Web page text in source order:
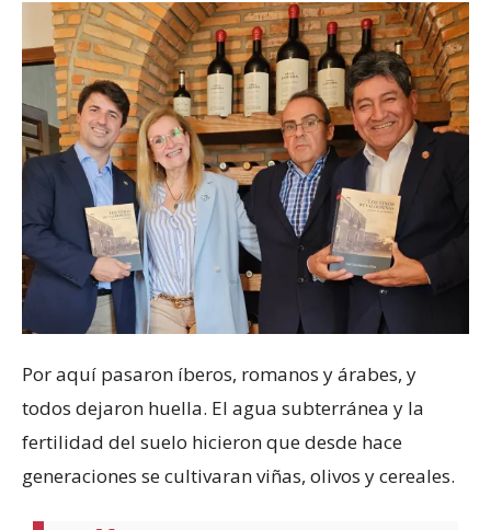
Por aquí pasaron íberos, romanos y árabes, y
todos dejaron huella. El agua subterránea y la
fertilidad del suelo hicieron que desde hace
generaciones se cultivaran viñas, olivos y cereales.